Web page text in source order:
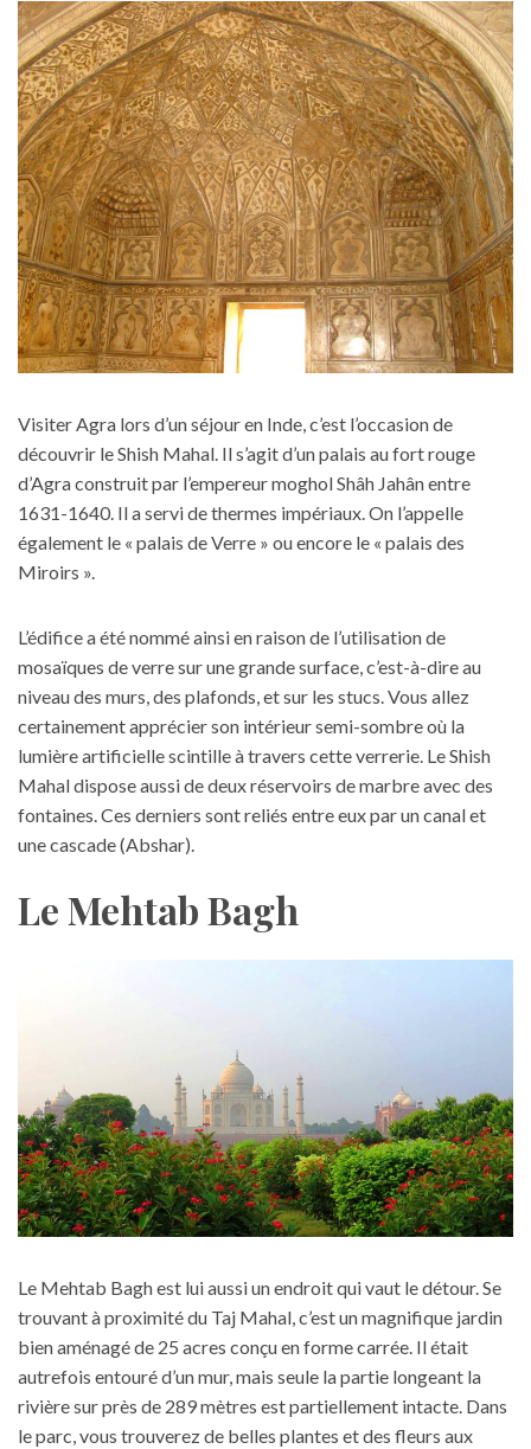
Visiter Agra lors d’un séjour en Inde, c’est l’occasion de
découvrir le Shish Mahal. Il s’agit d’un palais au fort rouge
d’Agra construit par l’empereur moghol Shâh Jahân entre
1631-1640. Il a servi de thermes impériaux. On l’appelle
également le « palais de Verre » ou encore le « palais des
Miroirs ».
L’édifice a été nommé ainsi en raison de l’utilisation de
mosaïques de verre sur une grande surface, c’est-à-dire au
niveau des murs, des plafonds, et sur les stucs. Vous allez
certainement apprécier son intérieur semi-sombre où la
lumière artificielle scintille à travers cette verrerie. Le Shish
Mahal dispose aussi de deux réservoirs de marbre avec des
fontaines. Ces derniers sont reliés entre eux par un canal et
une cascade (Abshar).
Le Mehtab Bagh
Le Mehtab Bagh est lui aussi un endroit qui vaut le détour. Se
trouvant à proximité du Taj Mahal, c’est un magnifique jardin
bien aménagé de 25 acres conçu en forme carrée. Il était
autrefois entouré d’un mur, mais seule la partie longeant la
rivière sur près de 289 mètres est partiellement intacte. Dans
le parc, vous trouverez de belles plantes et des fleurs aux